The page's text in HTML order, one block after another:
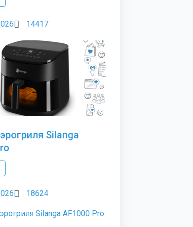
14417
Silanga
18624